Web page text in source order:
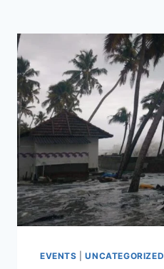
EVENTS |UNCATEGORIZED